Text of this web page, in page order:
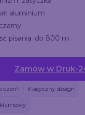
aluminium
pisania: do 800 m
Zamów w Druk-
czerń Klasyczny design